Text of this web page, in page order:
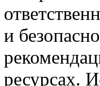
и
ресурсах.